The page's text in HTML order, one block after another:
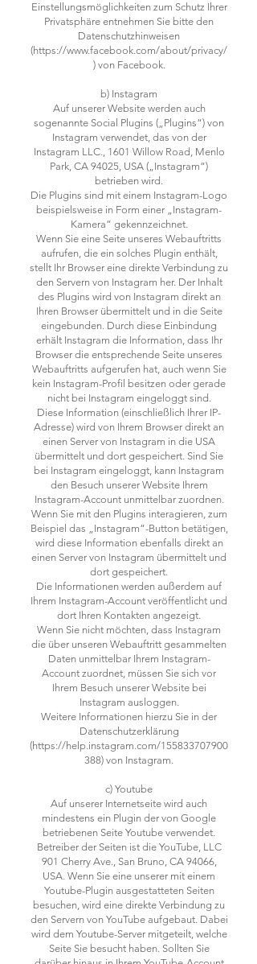
Einstellungsmöglichkeiten zum Schutz Ihrer
Privatsphäre entnehmen Sie bitte den
Datenschutzhinweisen
(https://www.facebook.com/about/privacy/
) von Facebook.
b) Instagram
Auf unserer Website werden auch
sogenannte Social Plugins („Plugins“) von
Instagram verwendet, das von der
Instagram LLC., 1601 Willow Road, Menlo
Park, CA 94025, USA („Instagram“)
betrieben wird.
Die Plugins sind mit einem Instagram-Logo
beispielsweise in Form einer „Instagram-
Kamera“ gekennzeichnet.
Wenn Sie eine Seite unseres Webauftritts
aufrufen, die ein solches Plugin enthält,
stellt Ihr Browser eine direkte Verbindung zu
den Servern von Instagram her. Der Inhalt
des Plugins wird von Instagram direkt an
Ihren Browser übermittelt und in die Seite
eingebunden. Durch diese Einbindung
erhält Instagram die Information, dass Ihr
Browser die entsprechende Seite unseres
Webauftritts aufgerufen hat, auch wenn Sie
kein Instagram-Profil besitzen oder gerade
nicht bei Instagram eingeloggt sind.
Diese Information (einschließlich Ihrer IP-
Adresse) wird von Ihrem Browser direkt an
einen Server von Instagram in die USA
übermittelt und dort gespeichert. Sind Sie
bei Instagram eingeloggt, kann Instagram
den Besuch unserer Website Ihrem
Instagram-Account unmittelbar zuordnen.
Wenn Sie mit den Plugins interagieren, zum
Beispiel das „Instagram“-Button betätigen,
wird diese Information ebenfalls direkt an
einen Server von Instagram übermittelt und
dort gespeichert.
Die Informationen werden außerdem auf
Ihrem Instagram-Account veröffentlicht und
dort Ihren Kontakten angezeigt.
Wenn Sie nicht möchten, dass Instagram
die über unseren Webauftritt gesammelten
Daten unmittelbar Ihrem Instagram-
Account zuordnet, müssen Sie sich vor
Ihrem Besuch unserer Website bei
Instagram ausloggen.
Weitere Informationen hierzu Sie in der
Datenschutzerklärung
(https://help.instagram.com/155833707900
388) von Instagram.
c) Youtube
Auf unserer Internetseite wird auch
mindestens ein Plugin der von Google
betriebenen Seite Youtube verwendet.
Betreiber der Seiten ist die YouTube, LLC
901 Cherry Ave., San Bruno, CA 94066,
USA. Wenn Sie eine unserer mit einem
Youtube-Plugin ausgestatteten Seiten
besuchen, wird eine direkte Verbindung zu
den Servern von YouTube aufgebaut. Dabei
wird dem Youtube-Server mitgeteilt, welche
Seite Sie besucht haben. Sollten Sie